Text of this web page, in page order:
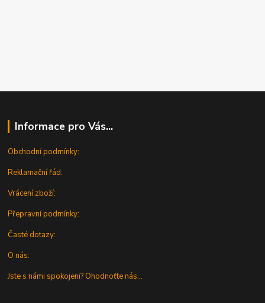
Informace pro Vás...
Obchodní podmínky:
Reklamační řád:
Vrácení zboží:
Přepravní podmínky:
Časté dotazy:
O nás:
Jste s námi spokojeni? Ohodnoťte nás...